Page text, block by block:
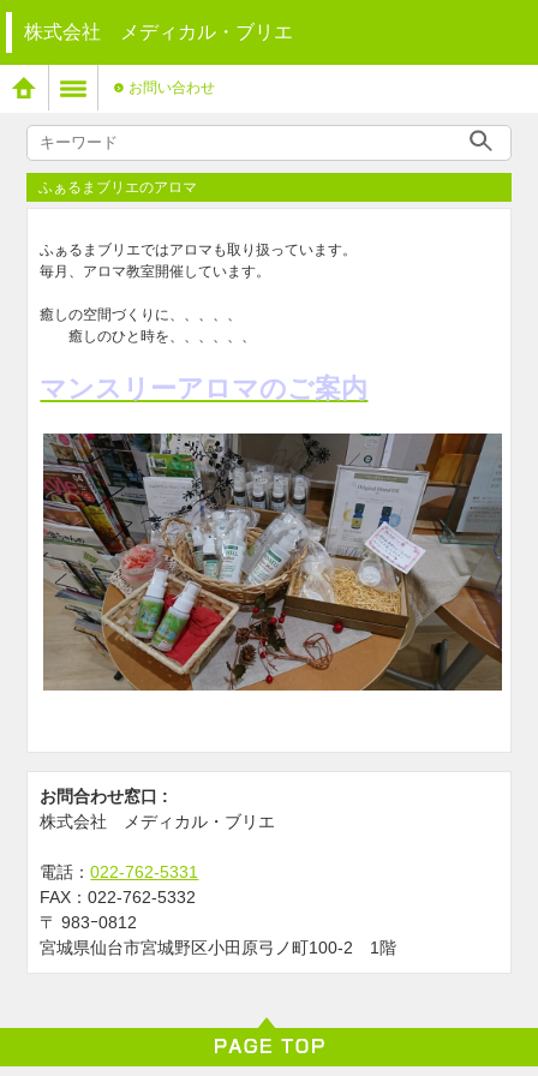
株式会社 メディカル・ブリエ
お問い合わせ
ふぁるまブリエのアロマ
ふぁるまブリエではアロマも取り扱っています。
毎月、アロマ教室開催しています。
癒しの空間づくりに、、、、、
癒しのひと時を、、、、、、
マンスリーアロマのご案内
お問合わせ窓口 :
株式会社 メディカル・ブリエ
電話：022-762-5331
FAX：022-762-5332
〒983ｰ0812
宮城県仙台市宮城野区小田原弓ノ町100-2 1階